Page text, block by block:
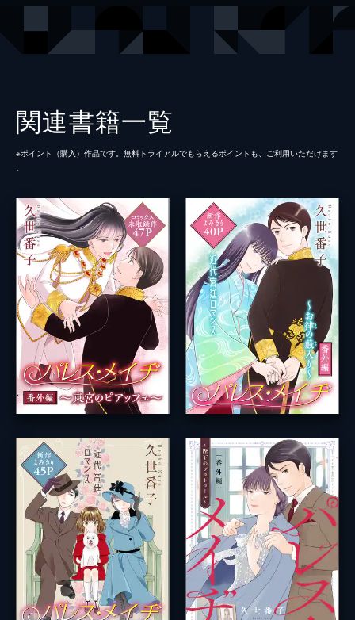
関連書籍一覧
※ポイント（購⼊）作品です。無料トライアルでもらえるポイントも、ご利⽤いただけます
。